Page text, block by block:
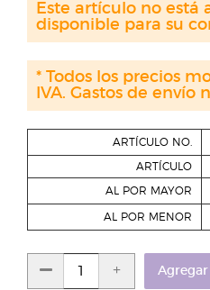
ARTÍCULO NO.
ARTÍCULO
AL POR MAYOR
AL POR MENOR
Este artículo no está
disponible para su
* Todos los precios
IVA. Gastos de envío